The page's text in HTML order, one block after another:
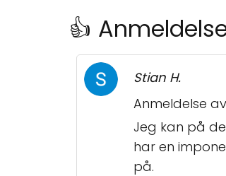
👍
Stian H.
Anmeldelse
Jeg kan på
har en
på.